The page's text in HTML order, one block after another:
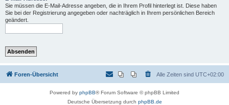
Sie müssen die E-Mail-Adresse angeben, die in Ihrem Profil hinterlegt ist. Diese haben
Sie bei der Registrierung angegeben oder nachträglich in Ihrem persönlichen Bereich
geändert.
Foren-Übersicht Alle Zeiten sind UTC+02:00
Powered by phpBB® Forum Software © phpBB Limited
Deutsche Übersetzung durch phpBB.de